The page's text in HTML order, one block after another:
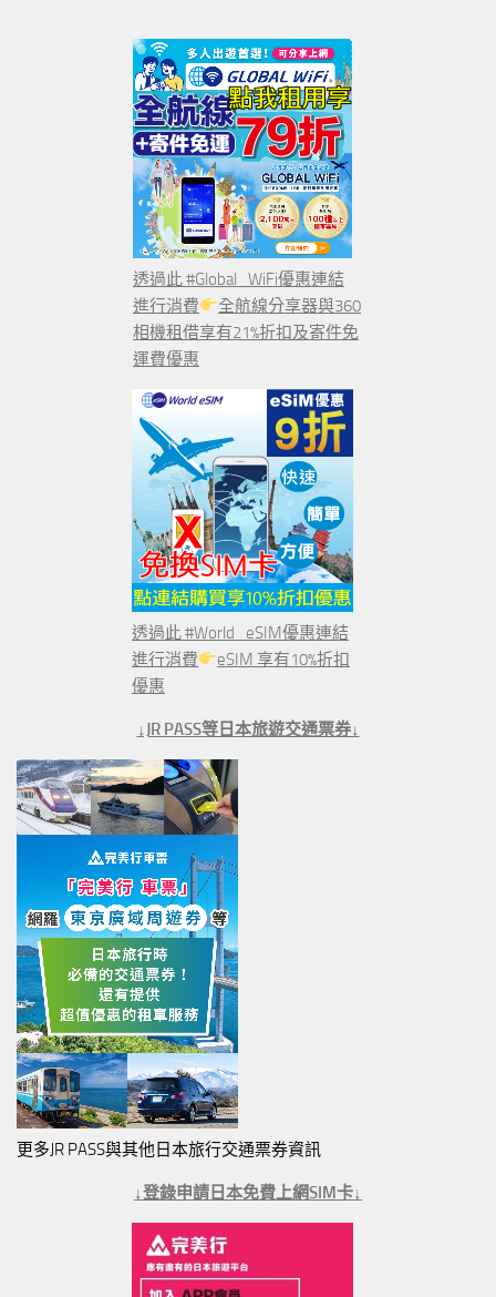
透過此 #Global_WiFi優惠連結
進行消費
全航線分享器與360
相機租借享有21%折扣及寄件免
運費優惠
透過此 #World_eSIM優惠連結
進行消費
eSIM 享有10%折扣
優惠
↓JR PASS等日本旅遊交通票券↓
更多JR PASS與其他日本旅行交通票券資訊
↓登錄申請日本免費上網SIM卡↓